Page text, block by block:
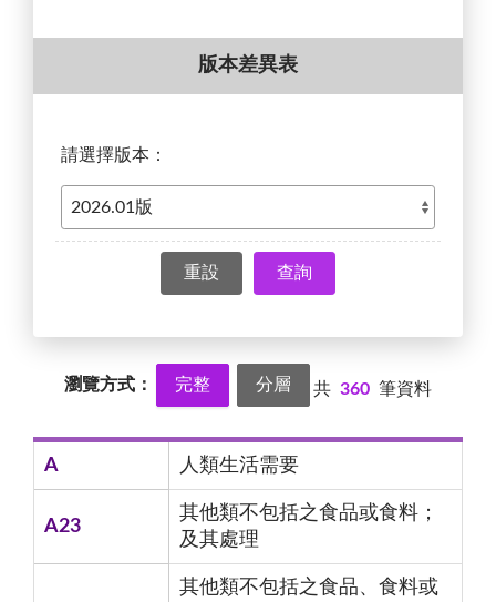
版本差異表
請選擇版本：
查詢
瀏覽方式： 完整 分層 共 360 筆資料
A 人類生活需要
A23
其他類不包括之食品或食料；
及其處理
其他類不包括之食品、食料或